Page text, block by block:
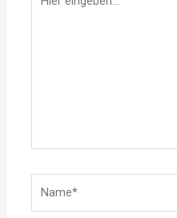
eingeben…